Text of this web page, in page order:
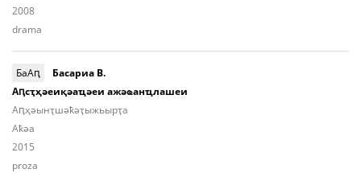
2008
drama
БаАԥ
Басариа В.
Аԥсҭҳәеиқәаҵәеи ажәҩанҵлашеи
Аԥ­ҳәынҭ­шәҟәҭы­жьыp­ҭа
Aҟәа
2015
proza